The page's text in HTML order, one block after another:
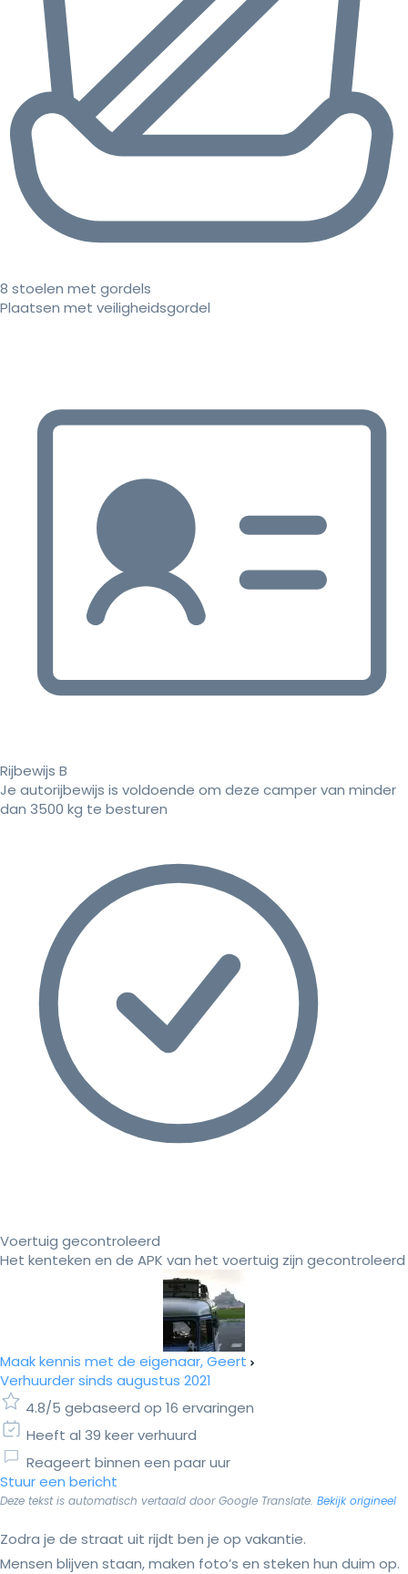
8 stoelen met gordels
Plaatsen met veiligheidsgordel
Rijbewijs B
Je autorijbewijs is voldoende om deze camper van minder
dan 3500 kg te besturen
Voertuig gecontroleerd
Het kenteken en de APK van het voertuig zijn gecontroleerd
Maak kennis met de eigenaar, Geert
Verhuurder sinds augustus 2021
4.8/5 gebaseerd op 16 ervaringen
Heeft al 39 keer verhuurd
Reageert binnen een paar uur
Stuur een bericht
Deze tekst is automatisch vertaald door Google Translate. Bekijk origineel
Zodra je de straat uit rijdt ben je op vakantie.
Mensen blijven staan, maken foto’s en steken hun duim op.